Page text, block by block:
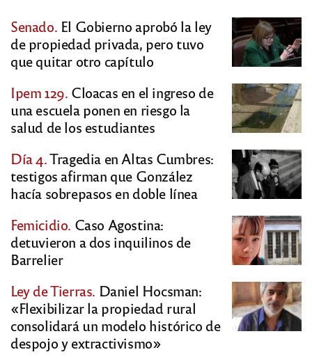
Senado. El Gobierno aprobó la ley
de propiedad privada, pero tuvo
que quitar otro capítulo
Ipem 129. Cloacas en el ingreso de
una escuela ponen en riesgo la
salud de los estudiantes
Día 4.Tragedia en Altas Cumbres:
testigos afirman que González
hacía sobrepasos en doble línea
Femicidio. Caso Agostina:
detuvieron a dos inquilinos de
Barrelier
Ley de Tierras. Daniel Hocsman:
«Flexibilizar la propiedad rural
consolidará un modelo histórico de
despojo y extractivismo»